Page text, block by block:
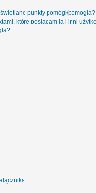
punkty pomógł/pomogła?
które posiadam ja i inni